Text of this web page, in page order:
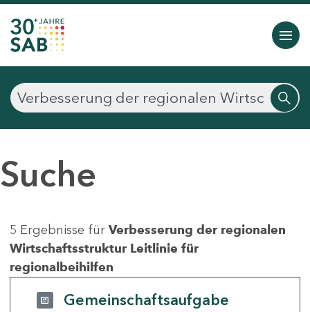
Suche
5 Ergebnisse für Verbesserung der regionalen
Wirtschaftsstruktur Leitlinie für
regionalbeihilfen
Gemeinschaftsaufgabe